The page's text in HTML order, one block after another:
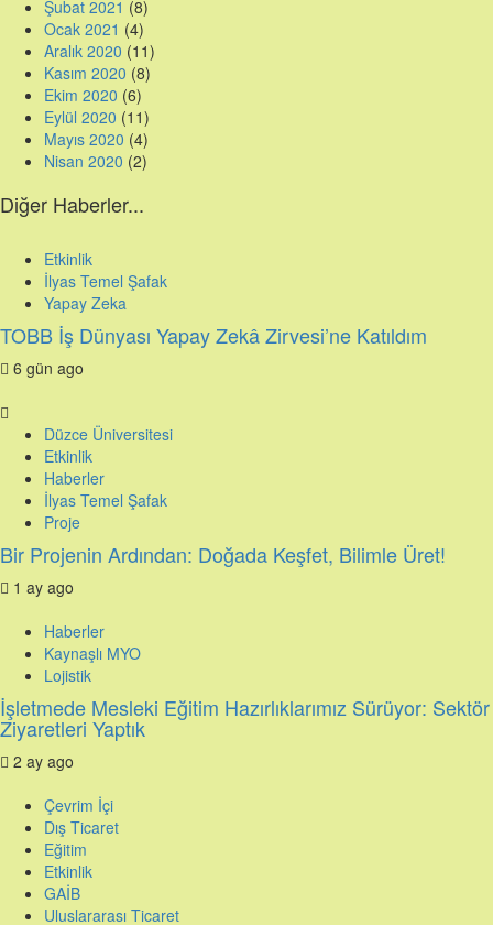
Şubat 2021 (8)
Ocak 2021 (4)
Aralık 2020 (11)
Kasım 2020 (8)
Ekim 2020 (6)
Eylül 2020 (11)
Mayıs 2020 (4)
Nisan 2020 (2)
Diğer Haberler...
Etkinlik
İlyas Temel Şafak
Yapay Zeka
TOBB İş Dünyası Yapay Zekâ Zirvesi’ne Katıldım
6 gün ago
Düzce Üniversitesi
Etkinlik
Haberler
İlyas Temel Şafak
Proje
Bir Projenin Ardından: Doğada Keşfet, Bilimle Üret!
1 ay ago
Haberler
Kaynaşlı MYO
Lojistik
İşletmede Mesleki Eğitim Hazırlıklarımız Sürüyor: Sektör
Ziyaretleri Yaptık
2 ay ago
Çevrim İçi
Dış Ticaret
Eğitim
Etkinlik
GAİB
Uluslararası Ticaret